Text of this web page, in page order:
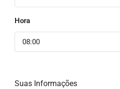
Hora
08:00
Suas Informações